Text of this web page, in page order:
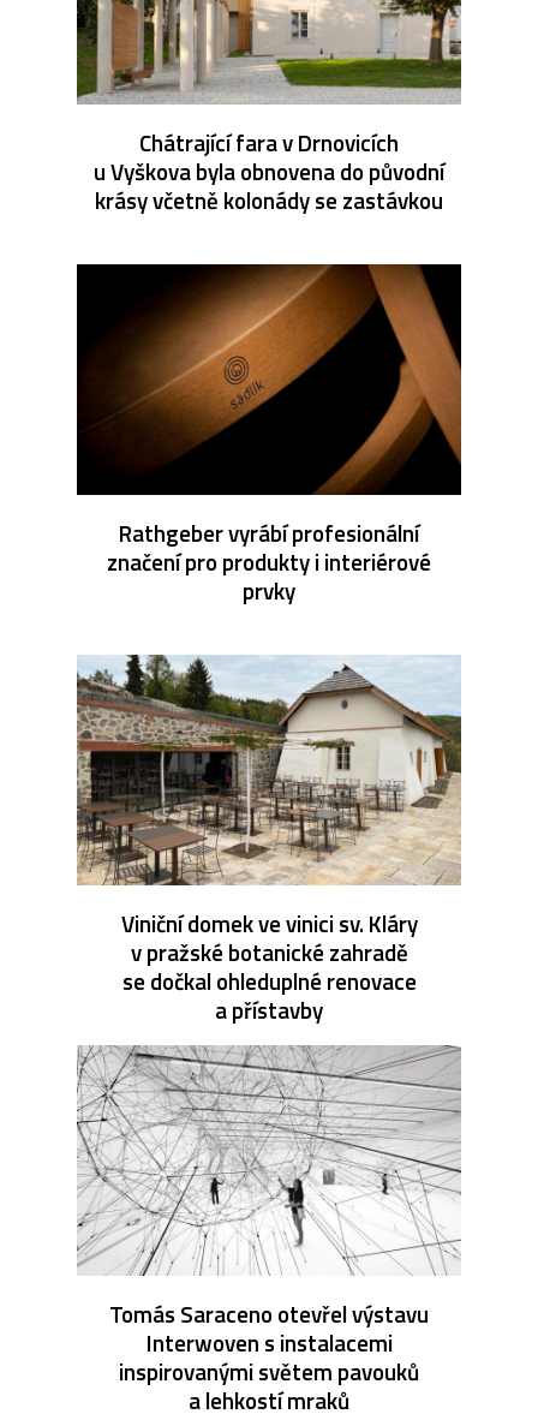
Chátrající fara v Drnovicích
u Vyškova byla obnovena do původní
krásy včetně kolonády se zastávkou
Rathgeber vyrábí profesionální
značení pro produkty i interiérové
prvky
Viniční domek ve vinici sv. Kláry
v pražské botanické zahradě
se dočkal ohleduplné renovace
a přístavby
Tomás Saraceno otevřel výstavu
Interwoven s instalacemi
inspirovanými světem pavouků
a lehkostí mraků